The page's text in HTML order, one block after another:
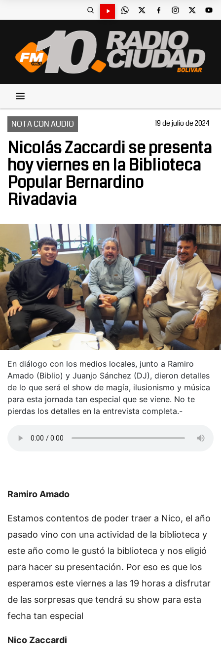
NOTA CON AUDIO 19 de julio de 2024
Nicolás Zaccardi se presenta
hoy viernes en la Biblioteca
Popular Bernardino
Rivadavia
En diálogo con los medios locales, junto a Ramiro
Amado (Biblio) y Juanjo Sánchez (DJ), dieron detalles
de lo que será el show de magía, ilusionismo y música
para esta jornada tan especial que se viene. No te
pierdas los detalles en la entrevista completa.-
Ramiro Amado
Estamos contentos de poder traer a Nico, el año
pasado vino con una actividad de la biblioteca y
este año como le gustó la biblioteca y nos eligió
para hacer su presentación. Por eso es que los
esperamos este viernes a las 19 horas a disfrutar
de las sorpresas que tendrá su show para esta
fecha tan especial
Nico Zaccardi